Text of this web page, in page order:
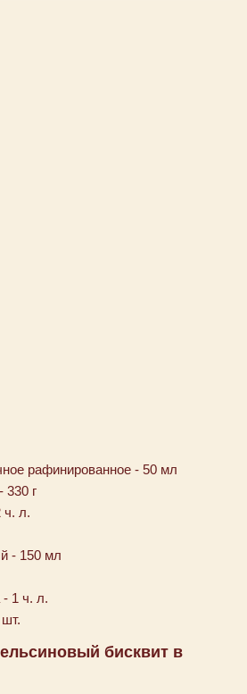
рафинированное - 50 мл
330 г
ч. л.
- 150 мл
1 ч. л.
бисквит в